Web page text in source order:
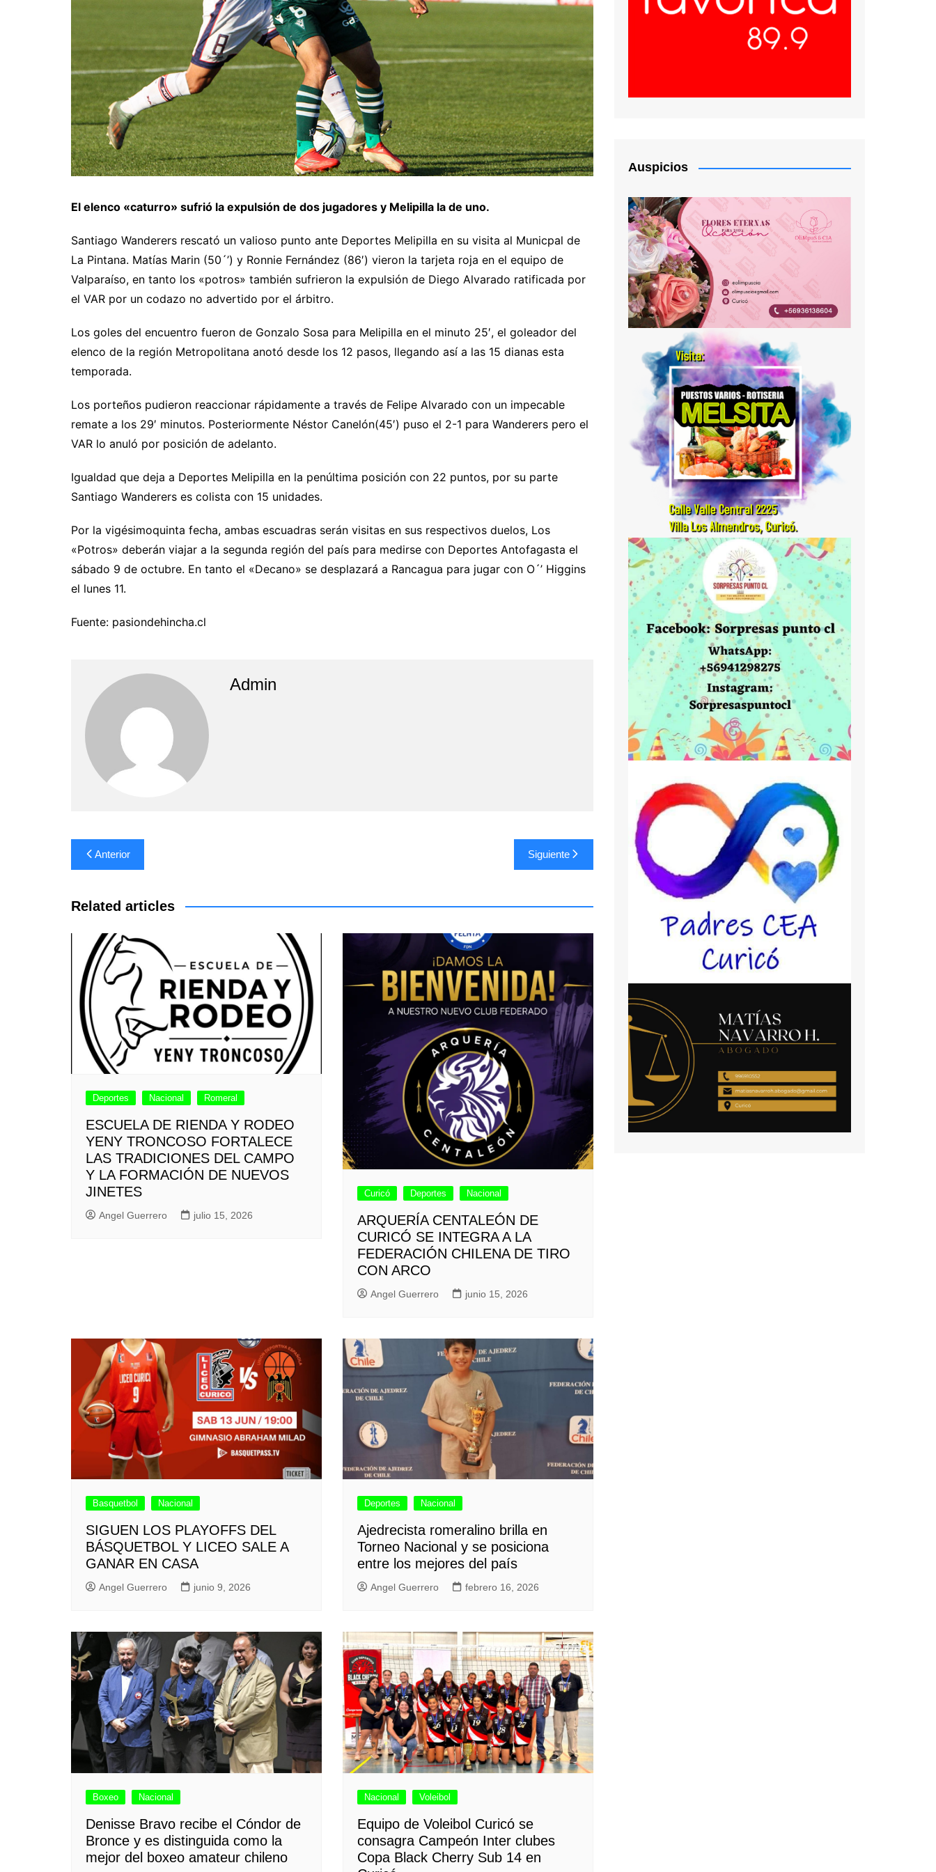
El elenco «caturro» sufrió la expulsión de dos jugadores y Melipilla la de uno.
Santiago Wanderers rescató un valioso punto ante Deportes Melipilla en su visita al Municpal de
La Pintana. Matías Marin (50´’) y Ronnie Fernández (86′) vieron la tarjeta roja en el equipo de
Valparaíso, en tanto los «potros» también sufrieron la expulsión de Diego Alvarado ratificada por
el VAR por un codazo no advertido por el árbitro.
Los goles del encuentro fueron de Gonzalo Sosa para Melipilla en el minuto 25′, el goleador del
elenco de la región Metropolitana anotó desde los 12 pasos, llegando así a las 15 dianas esta
temporada.
Los porteños pudieron reaccionar rápidamente a través de Felipe Alvarado con un impecable
remate a los 29′ minutos. Posteriormente Néstor Canelón(45′) puso el 2-1 para Wanderers pero el
VAR lo anuló por posición de adelanto.
Igualdad que deja a Deportes Melipilla en la penúltima posición con 22 puntos, por su parte
Santiago Wanderers es colista con 15 unidades.
Por la vigésimoquinta fecha, ambas escuadras serán visitas en sus respectivos duelos, Los
«Potros» deberán viajar a la segunda región del país para medirse con Deportes Antofagasta el
sábado 9 de octubre. En tanto el «Decano» se desplazará a Rancagua para jugar con O´’ Higgins
el lunes 11.
Fuente: pasiondehincha.cl
Admin
Navegación
de
entradas
Anterior Siguiente
Related articles
Deportes Nacional Romeral
ESCUELA DE RIENDA Y RODEO
YENY TRONCOSO FORTALECE
LAS TRADICIONES DEL CAMPO
Y LA FORMACIÓN DE NUEVOS
JINETES
Angel Guerrero julio 15, 2026
Curicó Deportes Nacional
ARQUERÍA CENTALEÓN DE
CURICÓ SE INTEGRA A LA
FEDERACIÓN CHILENA DE TIRO
CON ARCO
Angel Guerrero junio 15, 2026
Basquetbol Nacional
SIGUEN LOS PLAYOFFS DEL
BÁSQUETBOL Y LICEO SALE A
GANAR EN CASA
Angel Guerrero junio 9, 2026
Deportes Nacional
Ajedrecista romeralino brilla en
Torneo Nacional y se posiciona
entre los mejores del país
Angel Guerrero febrero 16, 2026
Boxeo Nacional
Denisse Bravo recibe el Cóndor de
Bronce y es distinguida como la
mejor del boxeo amateur chileno
Nacional Voleibol
Equipo de Voleibol Curicó se
consagra Campeón Inter clubes
Copa Black Cherry Sub 14 en
Auspicios